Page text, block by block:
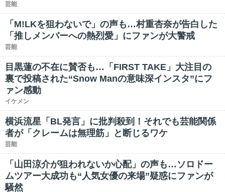
芸能
「M!LKを狙わないで」の声も…村重杏奈が告白した
「推しメンバーへの熱烈愛」にファンが大警戒
芸能
目黒蓮の不在に賛否も…「FIRST TAKE」大注目の
裏で投稿された“Snow Manの意味深インスタ”にフ
ァン感動
イケメン
横浜流星「BL発言」に批判殺到！それでも芸能関係
者が「クレームは無理筋」と断じるワケ
芸能
「山田涼介が狙われないか心配」の声も…ソロドー
ムツアー大成功も“人気女優の来場”疑惑にファンが
騒然